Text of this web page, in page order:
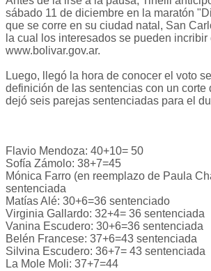
sábado 11 de diciembre en la maratón
que se corre en su ciudad natal, San
la cual los interesados se pueden incribir
www.bolivar.gov.ar.
Luego, llegó la hora de conocer el voto
definición de las sentencias con un corte
dejó seis parejas sentenciadas para el
Flavio Mendoza: 40+10= 50
Sofía Zámolo: 38+7=45
Mónica Farro (en reemplazo de Paula
sentenciada
Matías Alé: 30+6=36 sentenciado
Virginia Gallardo: 32+4= 36 sentenciada
Vanina Escudero: 30+6=36 sentenciada
Belén Francese: 37+6=43 sentenciada
Silvina Escudero: 36+7= 43 sentenciada
La Mole Moli: 37+7=44